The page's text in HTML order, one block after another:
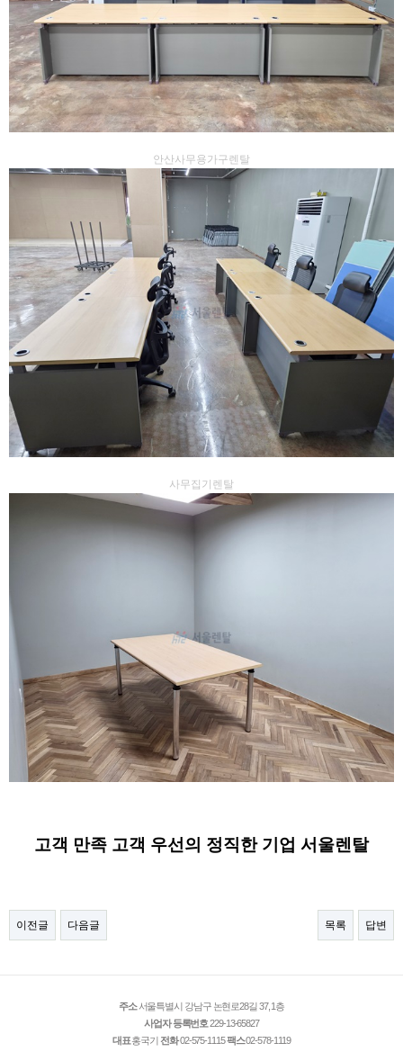
안산사무용가구렌탈
사무집기렌탈
고객 만족 고객 우선의 정직한 기업 서울렌탈
이전글 다음글 목록 답변
주소서울특별시 강남구 논현로28길 37, 1층
사업자 등록번호229-13-65827
대표홍국기 전화02-575-1115팩스02-578-1119